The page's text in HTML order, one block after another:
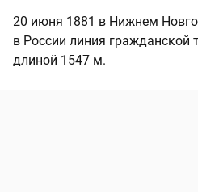
20 июня 1881 в Нижнем
в России линия гражданской
длиной 1547 м.